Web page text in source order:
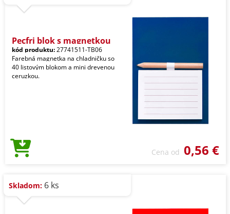
Pecfri blok s magnetkou
kód produktu:27741511-TB06
Farebná magnetka na chladničku so
40 listovým blokom a mini drevenou
ceruzkou.
Cena od 0,56 €
Skladom: 6 ks